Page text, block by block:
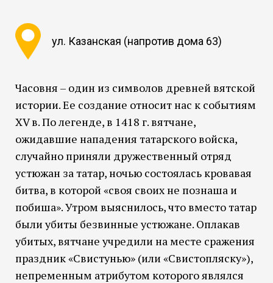
ул. Казанская (напротив дома 63)
Часовня – один из символов древней вятской
истории. Ее создание относит нас к событиям
XV в. По легенде, в 1418 г. вятчане,
ожидавшие нападения татарского войска,
случайно приняли дружественный отряд
устюжан за татар, ночью состоялась кровавая
битва, в которой «своя своих не познаша и
побиша». Утром выяснилось, что вместо татар
были убиты безвинные устюжане. Оплакав
убитых, вятчане учредили на месте сражения
праздник «Свистунью» (или «Свистопляску»),
непременным атрибутом которого являлся